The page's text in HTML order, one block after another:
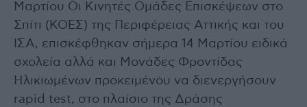
Μαρτίου Οι Κινητές Ομάδες Επισκέψεων στο
Σπίτι (ΚΟΕΣ) της Περιφέρειας Αττικής και του
ΙΣΑ, επισκέφθηκαν σήμερα 14 Μαρτίου ειδικά
σχολεία αλλά και Μονάδες Φροντίδας
Ηλικιωμένων προκειμένου να διενεργήσουν
rapid test, στο πλαίσιο της Δράσης